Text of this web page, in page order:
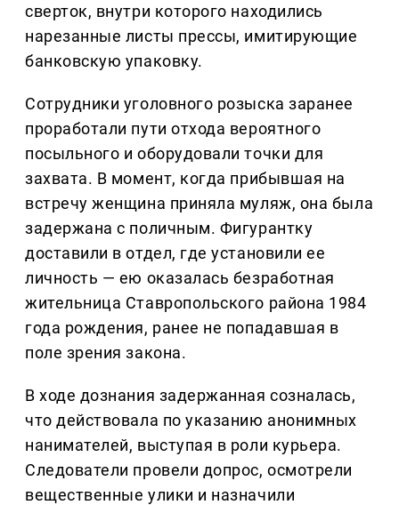
сверток, внутри которого находились
нарезанные листы прессы, имитирующие
банковскую упаковку.
Сотрудники уголовного розыска заранее
проработали пути отхода вероятного
посыльного и оборудовали точки для
захвата. В момент, когда прибывшая на
встречу женщина приняла муляж, она была
задержана с поличным. Фигурантку
доставили в отдел, где установили ее
личность — ею оказалась безработная
жительница Ставропольского района 1984
года рождения, ранее не попадавшая в
поле зрения закона.
В ходе дознания задержанная созналась,
что действовала по указанию анонимных
нанимателей, выступая в роли курьера.
Следователи провели допрос, осмотрели
вещественные улики и назначили